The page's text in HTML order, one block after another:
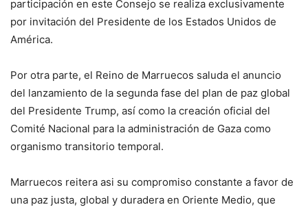
participación en este Consejo se realiza exclusivamente
por invitación del Presidente de los Estados Unidos de
América.
Por otra parte, el Reino de Marruecos saluda el anuncio
del lanzamiento de la segunda fase del plan de paz global
del Presidente Trump, así como la creación oficial del
Comité Nacional para la administración de Gaza como
organismo transitorio temporal.
Marruecos reitera asi su compromiso constante a favor de
una paz justa, global y duradera en Oriente Medio, que